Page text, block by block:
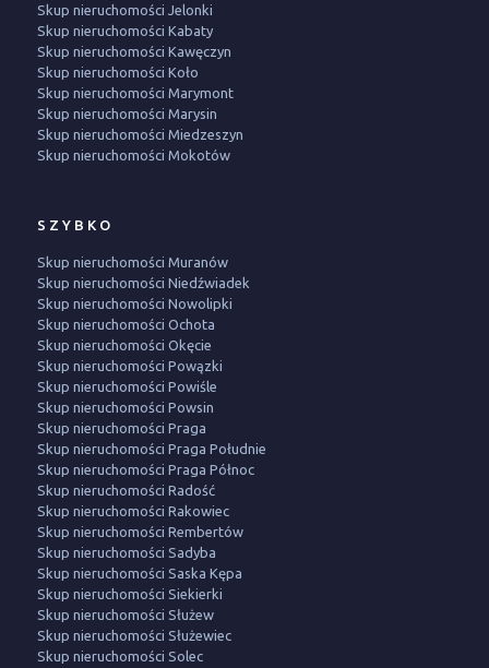
Skup nieruchomości Jelonki
Skup nieruchomości Kabaty
Skup nieruchomości Kawęczyn
Skup nieruchomości Koło
Skup nieruchomości Marymont
Skup nieruchomości Marysin
Skup nieruchomości Miedzeszyn
Skup nieruchomości Mokotów
SZYBKO
Skup nieruchomości Muranów
Skup nieruchomości Niedźwiadek
Skup nieruchomości Nowolipki
Skup nieruchomości Ochota
Skup nieruchomości Okęcie
Skup nieruchomości Powązki
Skup nieruchomości Powiśle
Skup nieruchomości Powsin
Skup nieruchomości Praga
Skup nieruchomości Praga Południe
Skup nieruchomości Praga Północ
Skup nieruchomości Radość
Skup nieruchomości Rakowiec
Skup nieruchomości Rembertów
Skup nieruchomości Sadyba
Skup nieruchomości Saska Kępa
Skup nieruchomości Siekierki
Skup nieruchomości Służew
Skup nieruchomości Służewiec
Skup nieruchomości Solec